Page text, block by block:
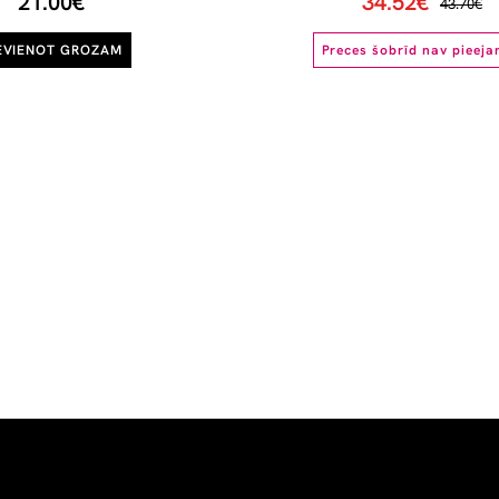
GROZAM
43.70€
Preces šobrīd nav